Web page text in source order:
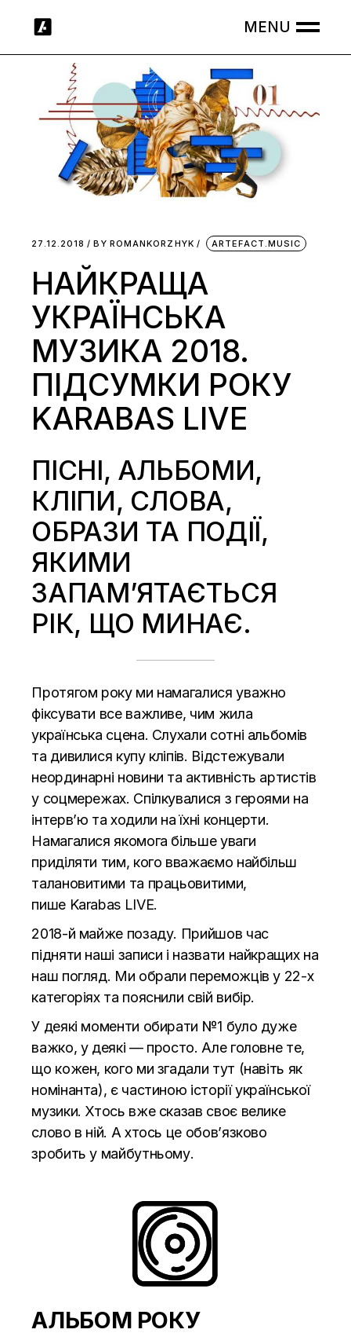
27.12.2018 BY ROMANKORZHYK ARTEFACT.MUSIC
НАЙКРАЩА
УКРАЇНСЬКА
МУЗИКА 2018.
ПІДСУМКИ РОКУ
KARABAS LIVE
ПІСНІ, АЛЬБОМИ,
КЛІПИ, СЛОВА,
ОБРАЗИ ТА ПОДІЇ,
ЯКИМИ
ЗАПАМ’ЯТАЄТЬСЯ
РІК, ЩО МИНАЄ.
Протягом року ми намагалися уважно
фіксувати все важливе, чим жила
українська сцена. Слухали сотні альбомів
та дивилися купу кліпів. Відстежували
неординарні новини та активність артистів
у соцмережах. Спілкувалися з героями на
інтерв’ю та ходили на їхні концерти.
Намагалися якомога більше уваги
приділяти тим, кого вважаємо найбільш
талановитими та працьовитими,
пише Karabas LIVE.
2018-й майже позаду. Прийшов час
підняти наші записи і назвати найкращих на
наш погляд. Ми обрали переможців у 22-х
категоріях та пояснили свій вибір.
У деякі моменти обирати №1 було дуже
важко, у деякі — просто. Але головне те,
що кожен, кого ми згадали тут (навіть як
номінанта), є частиною історії української
музики. Хтось вже сказав своє велике
слово в ній. А хтось це обов’язково
зробить у майбутньому.
АЛЬБОМ РОКУ